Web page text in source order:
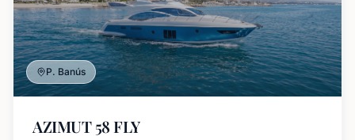
P. Banús
AZIMUT 58 FLY